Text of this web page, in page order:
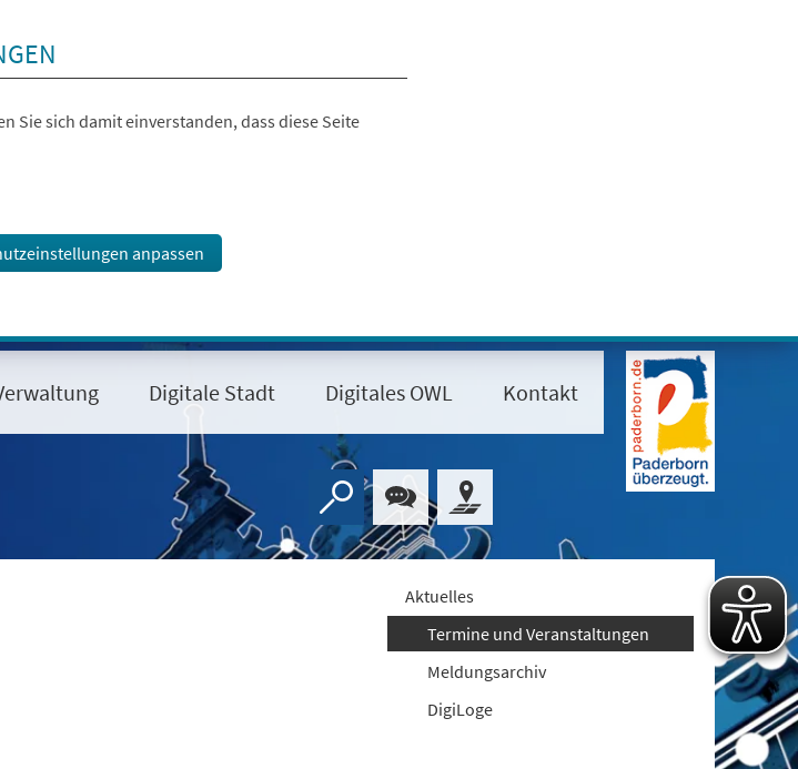
Sie sich damit einverstanden, dass diese Seite
anpassen
Digitale Stadt Digitales OWL Kontakt
Aktuelles
Termine und Veranstaltungen
Meldungsarchiv
DigiLoge